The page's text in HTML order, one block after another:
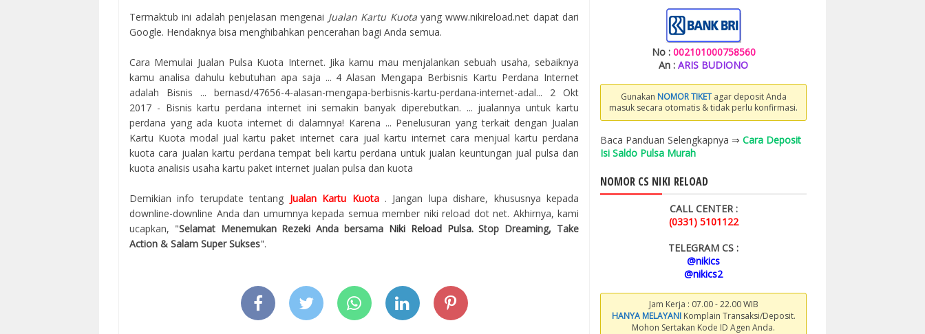
Termaktub ini adalah penjelasan mengenai Jualan Kartu Kuota yang www.nikireload.net dapat dari
Google. Hendaknya bisa menghibahkan pencerahan bagi Anda semua.
Cara Memulai Jualan Pulsa Kuota Internet. Jika kamu mau menjalankan sebuah usaha, sebaiknya
kamu analisa dahulu kebutuhan apa saja ... 4 Alasan Mengapa Berbisnis Kartu Perdana Internet
adalah Bisnis ... bernasd/47656-4-alasan-mengapa-berbisnis-kartu-perdana-internet-adal... 2 Okt
2017 - Bisnis kartu perdana internet ini semakin banyak diperebutkan. ... jualannya untuk kartu
perdana yang ada kuota internet di dalamnya! Karena ... Penelusuran yang terkait dengan Jualan
Kartu Kuota modal jual kartu paket internet cara jual kartu internet cara menjual kartu perdana
kuota cara jualan kartu perdana tempat beli kartu perdana untuk jualan keuntungan jual pulsa dan
kuota analisis usaha kartu paket internet jualan pulsa dan kuota
Demikian info terupdate tentang Jualan Kartu Kuota . Jangan lupa dishare, khususnya kepada
downline-downline Anda dan umumnya kepada semua member niki reload dot net. Akhirnya, kami
ucapkan, "Selamat Menemukan Rezeki Anda bersama Niki Reload Pulsa. Stop Dreaming, Take
Action & Salam Super Sukses".
No : 002101000758560
An : ARIS BUDIONO
Gunakan NOMOR TIKETagar deposit Anda
masuk secara otomatis & tidak perlu konfirmasi.
Baca Panduan Selengkapnya ⇒ Cara Deposit
Isi Saldo Pulsa Murah
NOMOR CS NIKI RELOAD
CALL CENTER :
(0331) 5101122
TELEGRAM CS :
@nikics
@nikics2
Jam Kerja : 07.00 - 22.00 WIB
HANYA MELAYANIKomplain Transaksi/Deposit.
Mohon Sertakan Kode ID Agen Anda.